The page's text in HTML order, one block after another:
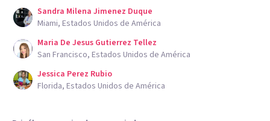
Sandra Milena Jimenez Duque
Miami, Estados Unidos de América
Maria De Jesus Gutierrez Tellez
San Francisco, Estados Unidos de América
Jessica Perez Rubio
Florida, Estados Unidos de América